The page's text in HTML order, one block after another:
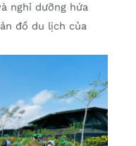
nghỉ dưỡng hứa
đồ du lịch của